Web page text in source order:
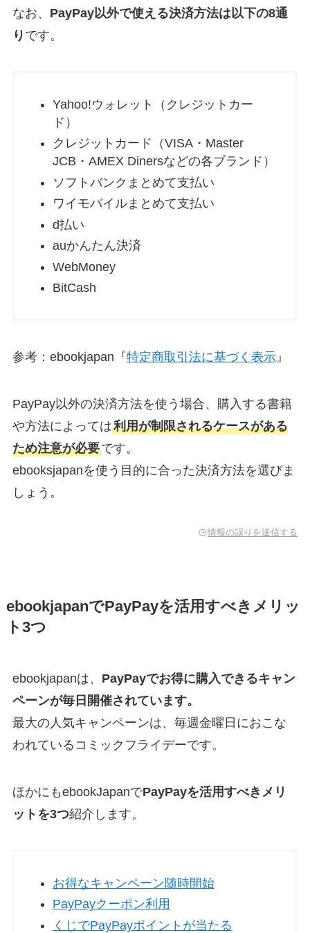
なお、 PayPay以外で使える決済方法は以下の8通
り です。
Yahoo!ウォレット（クレジットカー
ド）
クレジットカード（VISA・Master
JCB・AMEX Dinersなどの各ブランド）
ソフトバンクまとめて支払い
ワイモバイルまとめて支払い
d払い
auかんたん決済
WebMoney
BitCash
参考：ebookjapan『特定商取引法に基づく表示』
PayPay以外の決済方法を使う場合、購入する書籍
や方法によっては利用が制限されるケースがある
ため注意が必要です。
ebooksjapanを使う目的に合った決済方法を選びま
しょう。
情報の誤りを送信する
ebookjapanでPayPayを活用すべきメリッ
ト3つ
ebookjapanは、 PayPayでお得に購入できるキャン
ペーンが毎日開催されています。
最大の人気キャンペーンは、毎週金曜日におこな
われているコミックフライデーです。
ほかにもebookJapanでPayPayを活用すべきメリ
ットを3つ紹介します。
お得なキャンペーン随時開始
PayPayクーポン利用
くじでPayPayポイントが当たる